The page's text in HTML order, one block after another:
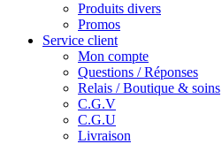
Produits divers
Promos
Service client
Mon compte
Questions / Réponses
Relais / Boutique & soins
C.G.V
C.G.U
Livraison